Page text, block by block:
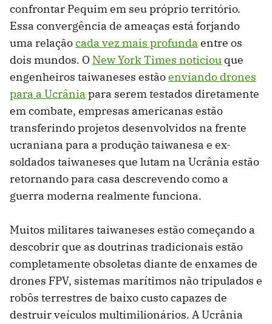
confrontar Pequim em seu próprio território.
Essa convergência de ameaças está forjando
uma relaçãocada vez mais profunda entre os
dois mundos. O New York Times noticiou que
engenheiros taiwaneses estãoenviando drones
para a Ucrânia para serem testados diretamente
em combate, empresas americanas estão
transferindo projetos desenvolvidos na frente
ucraniana para a produção taiwanesa e ex-
soldados taiwaneses que lutam na Ucrânia estão
retornando para casa descrevendo como a
guerra moderna realmente funciona.
Muitos militares taiwaneses estão começando a
descobrir que as doutrinas tradicionais estão
completamente obsoletas diante de enxames de
drones FPV, sistemas marítimos não tripulados e
robôs terrestres de baixo custo capazes de
destruir veículos multimilionários. A Ucrânia